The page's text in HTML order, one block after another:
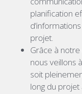
planification
projet.
Grâce à notre
nous veillons
soit
long du